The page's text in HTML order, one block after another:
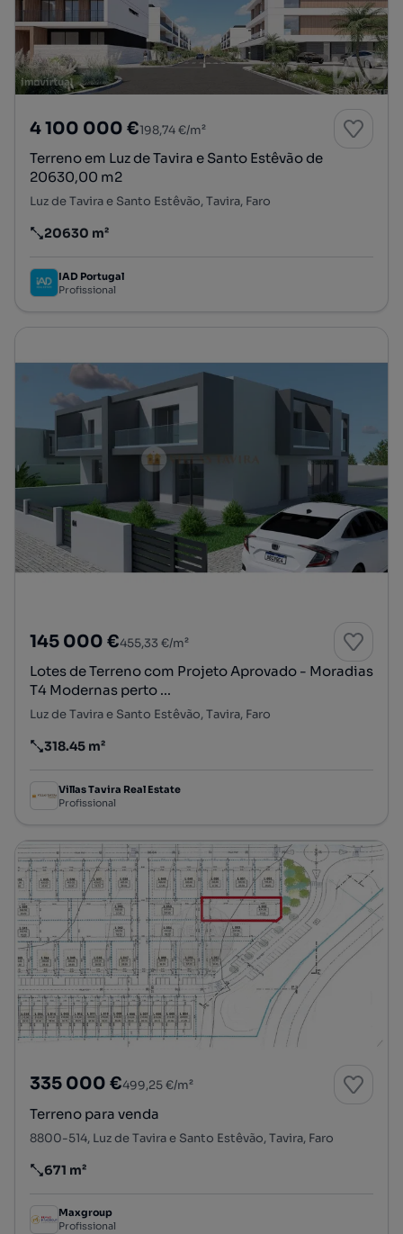
4 100 000 €198,74 €/m²
Terreno em Luz de Tavira e Santo Estêvão de
20630,00 m2
Luz de Tavira e Santo Estêvão, Tavira, Faro
Preço por metro quadrado
20630 m²
IAD Portugal
Profissional
145 000 €455,33 €/m²
Lotes de Terreno com Projeto Aprovado - Moradias
T4 Modernas perto ...
Luz de Tavira e Santo Estêvão, Tavira, Faro
Preço por metro quadrado
318.45 m²
Villas Tavira Real Estate
Profissional
335 000 €499,25 €/m²
Terreno para venda
8800-514, Luz de Tavira e Santo Estêvão, Tavira, Faro
Preço por metro quadrado
671 m²
Maxgroup
Profissional